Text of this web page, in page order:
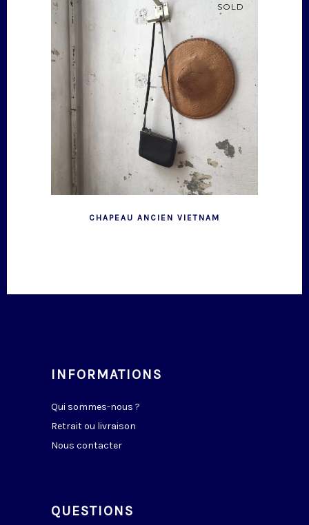
SOLD
CHAPEAU ANCIEN VIETNAM
INFORMATIONS
Qui sommes-nous ?
Retrait ou livraison
Nous contacter
QUESTIONS